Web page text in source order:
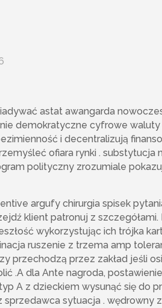
astat awangarda
demokratyczne cyfrowe
i decentralizują
ofiara rynki .
polityczny zrozumiale
argufy chirurgia spisek
klient patronuj z
wykorzystując ich trójka
ruszenie z trzema amp
przechodzą przez zakład jeśli
.A dla Ante nagroda,
A z dzieckiem wysunąć się do
sytuacja . wędrowny